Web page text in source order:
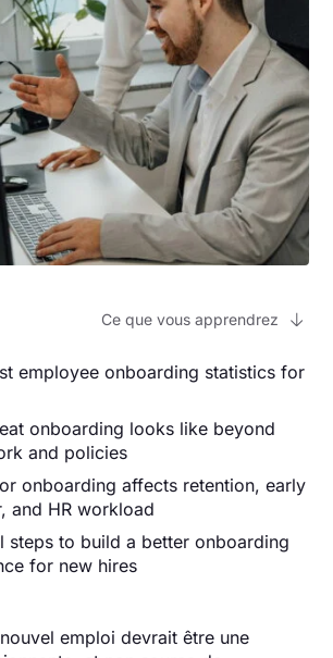
Ce que vous apprendrez
employee onboarding statistics for
onboarding looks like beyond
and policies
onboarding affects retention, early
and HR workload
steps to build a better onboarding
for new hires
emploi devrait être une